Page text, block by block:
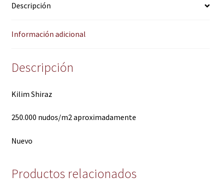
Descripción
Información adicional
Descripción
Kilim Shiraz
250.000 nudos/m2 aproximadamente
Nuevo
Productos relacionados